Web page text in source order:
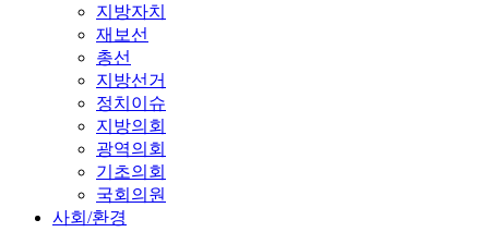
지방자치
재보선
총선
지방선거
정치이슈
지방의회
광역의회
기초의회
국회의원
사회/환경